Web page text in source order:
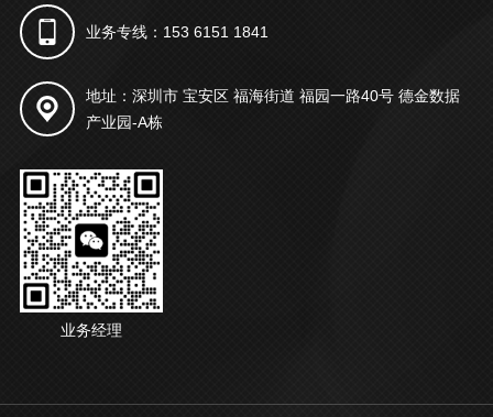
业务专线：153 6151 1841
地址：深圳市 宝安区 福海街道 福园一路40号 德金数据
产业园-A栋
业务经理